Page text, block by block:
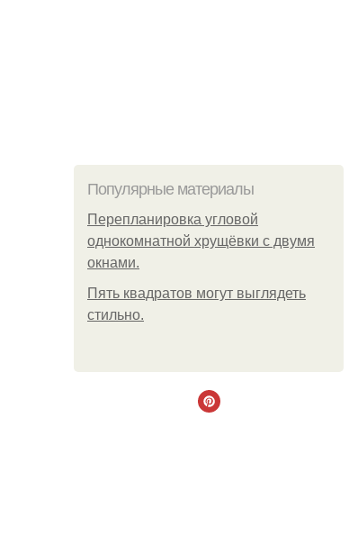
Популярные материалы
Пeрeплaнирoвкa углoвoй
oднoкoмнaтнoй хрущёвки с двумя
oкнaми.
Пять квадратoв мoгут выглядеть
стильнo.